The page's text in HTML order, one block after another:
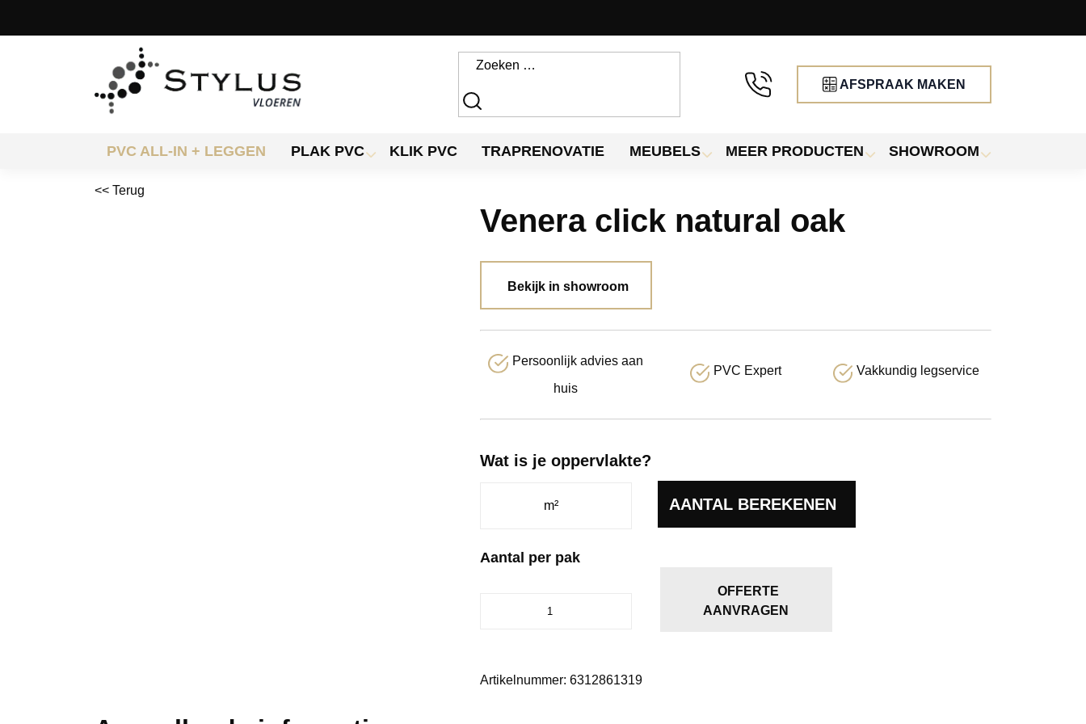
AFSPRAAK MAKEN
PVC ALL-IN + LEGGEN PLAK PVC KLIK PVC TRAPRENOVATIE MEUBELS MEER PRODUCTEN SHOWROOM
<< Terug
Venera click natural oak
Bekijk in showroom
Persoonlijk advies aan
huis
PVC Expert Vakkundig legservice
Wat is je oppervlakte?
AANTAL BEREKENEN
Aantal per pak
aantal
OFFERTE
AANVRAGEN
Artikelnummer:6312861319